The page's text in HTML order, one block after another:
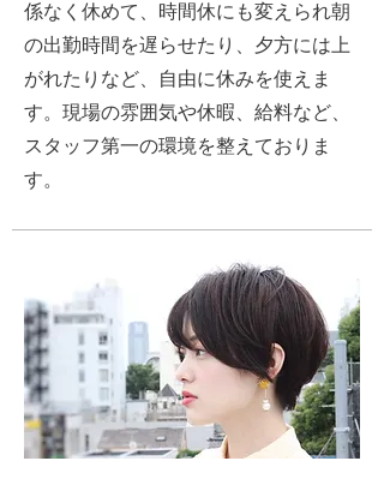
係なく休めて、時間休にも変えられ朝
の出勤時間を遅らせたり、夕方には上
がれたりなど、自由に休みを使えま
す。 現場の雰囲気や休暇、給料など、
スタッフ第一の環境を整えておりま
す。